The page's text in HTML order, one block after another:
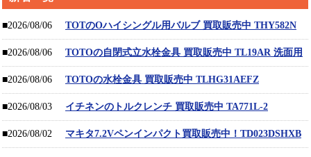
■2026/08/06 TOTのOハイシングル用バルブ 買取販売中 THY582N
■2026/08/06 TOTOの自閉式立水栓金具 買取販売中 TL19AR 洗面用
■2026/08/06 TOTOの水栓金具 買取販売中 TLHG31AEFZ
■2026/08/03 イチネンのトルクレンチ 買取販売中 TA771L-2
■2026/08/02 マキタ7.2Vペンインパクト買取販売中！TD023DSHXB